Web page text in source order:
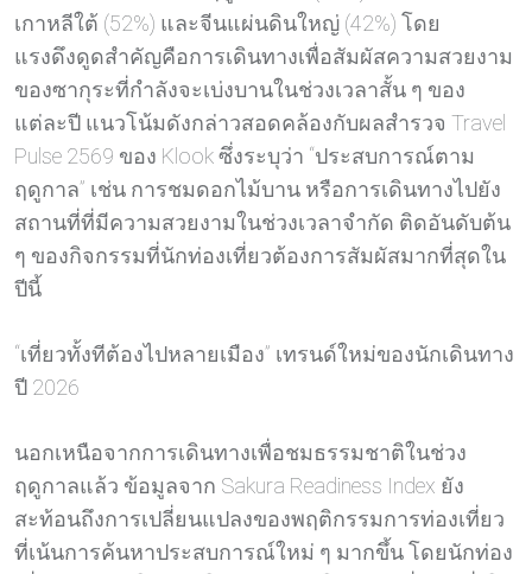
เกาหลีใต้ (52%) และจีนแผ่นดินใหญ่ (42%) โดย
แรงดึงดูดสำคัญคือการเดินทางเพื่อสัมผัสความสวยงาม
ของซากุระที่กำลังจะเบ่งบานในช่วงเวลาสั้น ๆ ของ
แต่ละปี แนวโน้มดังกล่าวสอดคล้องกับผลสำรวจ Travel
Pulse 2569 ของ Klook ซึ่งระบุว่า “ประสบการณ์ตาม
ฤดูกาล” เช่น การชมดอกไม้บาน หรือการเดินทางไปยัง
สถานที่ที่มีความสวยงามในช่วงเวลาจำกัด ติดอันดับต้น
ๆ ของกิจกรรมที่นักท่องเที่ยวต้องการสัมผัสมากที่สุดใน
ปีนี้
“เที่ยวทั้งทีต้องไปหลายเมือง” เทรนด์ใหม่ของนักเดินทาง
ปี 2026
นอกเหนือจากการเดินทางเพื่อชมธรรมชาติในช่วง
ฤดูกาลแล้ว ข้อมูลจาก Sakura Readiness Index ยัง
สะท้อนถึงการเปลี่ยนแปลงของพฤติกรรมการท่องเที่ยว
ที่เน้นการค้นหาประสบการณ์ใหม่ ๆ มากขึ้น โดยนักท่อง